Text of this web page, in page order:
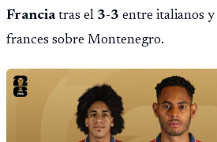
Franciatras el 3-3 entre italianos y
frances sobre Montenegro.